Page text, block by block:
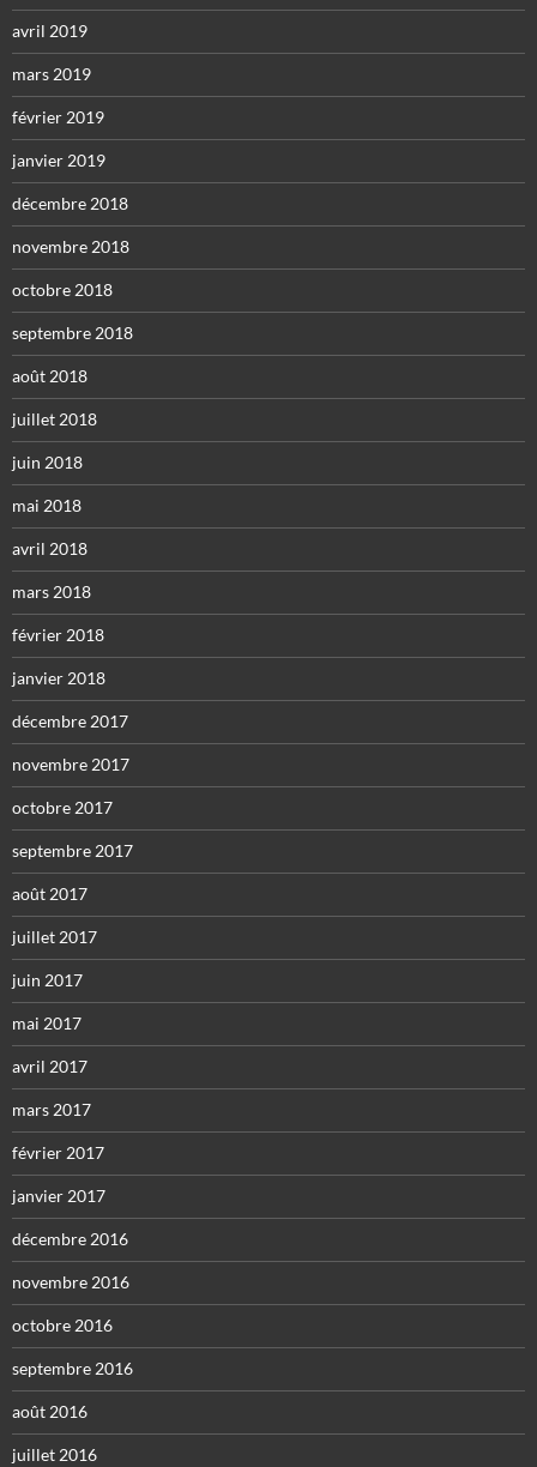
avril 2019
mars 2019
février 2019
janvier 2019
décembre 2018
novembre 2018
octobre 2018
septembre 2018
août 2018
juillet 2018
juin 2018
mai 2018
avril 2018
mars 2018
février 2018
janvier 2018
décembre 2017
novembre 2017
octobre 2017
septembre 2017
août 2017
juillet 2017
juin 2017
mai 2017
avril 2017
mars 2017
février 2017
janvier 2017
décembre 2016
novembre 2016
octobre 2016
septembre 2016
août 2016
juillet 2016